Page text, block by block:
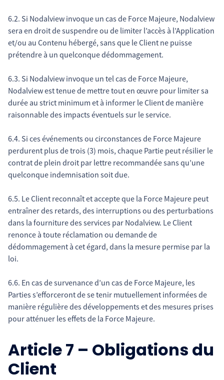
6.2. Si Nodalview invoque un cas de Force Majeure, Nodalview
sera en droit de suspendre ou de limiter l’accès à l’Application
et/ou au Contenu hébergé, sans que le Client ne puisse
prétendre à un quelconque dédommagement.
6.3. Si Nodalview invoque un tel cas de Force Majeure,
Nodalview est tenue de mettre tout en œuvre pour limiter sa
durée au strict minimum et à informer le Client de manière
raisonnable des impacts éventuels sur le service.
6.4. Si ces événements ou circonstances de Force Majeure
perdurent plus de trois (3) mois, chaque Partie peut résilier le
contrat de plein droit par lettre recommandée sans qu’une
quelconque indemnisation soit due.
6.5. Le Client reconnaît et accepte que la Force Majeure peut
entraîner des retards, des interruptions ou des perturbations
dans la fourniture des services par Nodalview. Le Client
renonce à toute réclamation ou demande de
dédommagement à cet égard, dans la mesure permise par la
loi.
6.6. En cas de survenance d’un cas de Force Majeure, les
Parties s’efforceront de se tenir mutuellement informées de
manière régulière des développements et des mesures prises
pour atténuer les effets de la Force Majeure.
Article 7 – Obligations du
Client